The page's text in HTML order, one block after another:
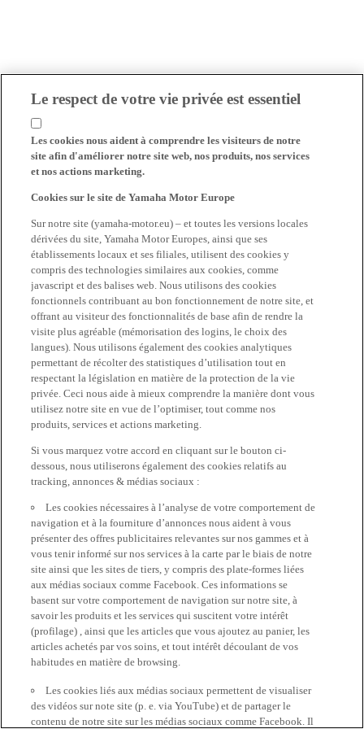
Le respect de votre vie privée est essentiel
Les cookies nous aident à comprendre les visiteurs de notre
site afin d'améliorer notre site web, nos produits, nos services
et nos actions marketing.
Cookies sur le site de Yamaha Motor Europe
Sur notre site (yamaha-motor.eu) – et toutes les versions locales
dérivées du site, Yamaha Motor Europes, ainsi que ses
établissements locaux et ses filiales, utilisent des cookies y
compris des technologies similaires aux cookies, comme
javascript et des balises web. Nous utilisons des cookies
fonctionnels contribuant au bon fonctionnement de notre site, et
offrant au visiteur des fonctionnalités de base afin de rendre la
visite plus agréable (mémorisation des logins, le choix des
langues). Nous utilisons également des cookies analytiques
permettant de récolter des statistiques d’utilisation tout en
respectant la législation en matière de la protection de la vie
privée. Ceci nous aide à mieux comprendre la manière dont vous
utilisez notre site en vue de l’optimiser, tout comme nos
produits, services et actions marketing.
Si vous marquez votre accord en cliquant sur le bouton ci-
dessous, nous utiliserons également des cookies relatifs au
tracking, annonces & médias sociaux :
Les cookies nécessaires à l’analyse de votre comportement de
navigation et à la fourniture d’annonces nous aident à vous
présenter des offres publicitaires relevantes sur nos gammes et à
vous tenir informé sur nos services à la carte par le biais de notre
site ainsi que les sites de tiers, y compris des plate-formes liées
aux médias sociaux comme Facebook. Ces informations se
basent sur votre comportement de navigation sur notre site, à
savoir les produits et les services qui suscitent votre intérêt
(profilage) , ainsi que les articles que vous ajoutez au panier, les
articles achetés par vos soins, et tout intérêt découlant de vos
habitudes en matière de browsing.
Les cookies liés aux médias sociaux permettent de visualiser
des vidéos sur note site (p. e. via YouTube) et de partager le
contenu de notre site sur les médias sociaux comme Facebook. Il